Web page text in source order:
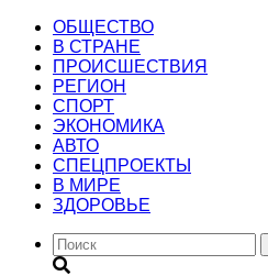
ОБЩЕСТВО
В СТРАНЕ
ПРОИСШЕСТВИЯ
РЕГИОН
CПОРТ
ЭКОНОМИКА
АВТО
СПЕЦПРОЕКТЫ
В МИРЕ
ЗДОРОВЬЕ